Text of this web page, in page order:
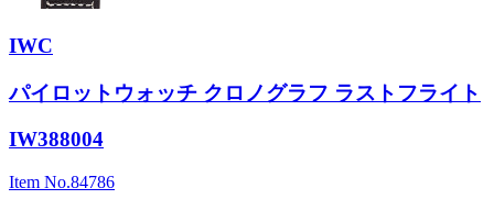
IWC
パイロットウォッチ クロノグラフ ラストフライト
IW388004
Item No.84786